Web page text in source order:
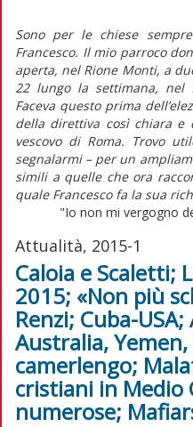
Sono per le chiese
Francesco. Il mio parroco
aperta, nel Rione Monti, a
22 lungo la settimana, nel
Faceva questo prima
della direttiva così chiara e
vescovo di Roma. Trovo
segnalarmi – per un
simili a quelle che ora
quale Francesco fa la sua
"Io non mi vergogno
Attualità, 2015-1
Caloia e Scaletti;
2015; «Non più
Renzi; Cuba-
Australia,
camerlengo;
cristiani in Medio
numerose;